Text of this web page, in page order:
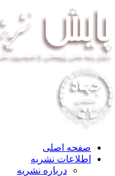
صفحه اصلی
اطلاعات نشریه
درباره نشریه